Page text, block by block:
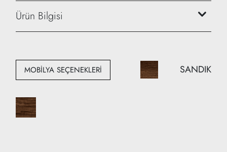
Yükseklik: 75 cm
Genişlik: 180 cm
Ürün Bilgisi
MOBİLYA SEÇENEKLERİ SANDIK